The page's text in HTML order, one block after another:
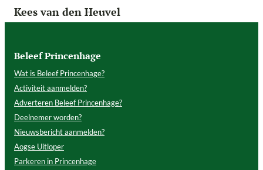
Kees van den Heuvel
Beleef Princenhage
Wat is Beleef Princenhage?
Activiteit aanmelden?
Adverteren Beleef Princenhage?
Deelnemer worden?
Nieuwsbericht aanmelden?
Aogse Uitloper
Parkeren in Princenhage